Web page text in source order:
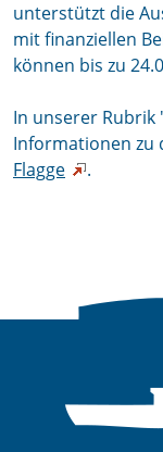
unterstützt die
mit finanziellen
können bis zu
In unserer Rubrik
Informationen zu
Flagge
.